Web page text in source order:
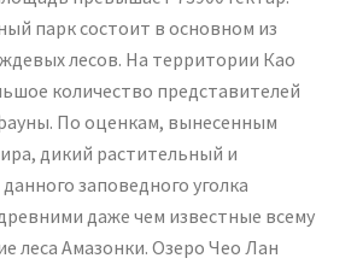
парк состоит в основном из
лесов. На территории Као
количество представителей
По оценкам, вынесенным
дикий растительный и
заповедного уголка
даже чем известные всему
леса Амазонки. Озеро Чео Лан